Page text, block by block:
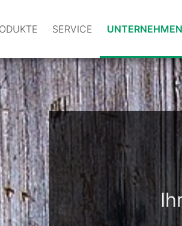
SERVICE UNTERNEHMEN